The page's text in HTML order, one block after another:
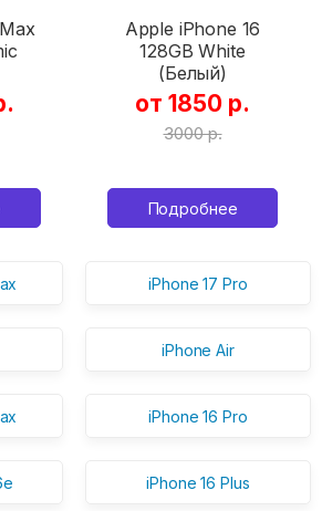
Apple iPhone 16
128GB White
(Белый)
от 1850 р.
3000 р.
Подробнее
iPhone 17 Pro
iPhone Air
iPhone 16 Pro
iPhone 16 Plus